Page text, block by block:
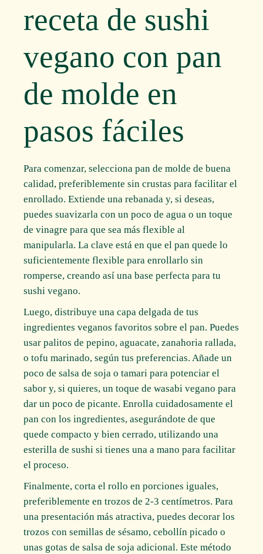
receta de sushi
vegano con pan
de molde en
pasos fáciles
Para comenzar, selecciona pan de molde de buena
calidad, preferiblemente sin crustas para facilitar el
enrollado. Extiende una rebanada y, si deseas,
puedes suavizarla con un poco de agua o un toque
de vinagre para que sea más flexible al
manipularla. La clave está en que el pan quede lo
suficientemente flexible para enrollarlo sin
romperse, creando así una base perfecta para tu
sushi vegano.
Luego, distribuye una capa delgada de tus
ingredientes veganos favoritos sobre el pan. Puedes
usar palitos de pepino, aguacate, zanahoria rallada,
o tofu marinado, según tus preferencias. Añade un
poco de salsa de soja o tamari para potenciar el
sabor y, si quieres, un toque de wasabi vegano para
dar un poco de picante. Enrolla cuidadosamente el
pan con los ingredientes, asegurándote de que
quede compacto y bien cerrado, utilizando una
esterilla de sushi si tienes una a mano para facilitar
el proceso.
Finalmente, corta el rollo en porciones iguales,
preferiblemente en trozos de 2-3 centímetros. Para
una presentación más atractiva, puedes decorar los
trozos con semillas de sésamo, cebollín picado o
unas gotas de salsa de soja adicional. Este método